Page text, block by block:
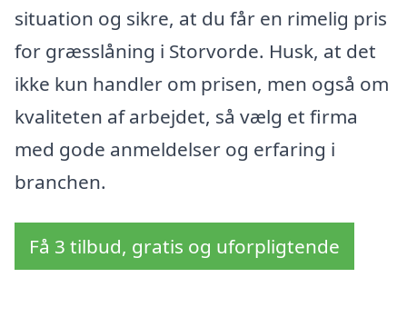
situation og sikre, at du får en rimelig pris
for græsslåning i Storvorde. Husk, at det
ikke kun handler om prisen, men også om
kvaliteten af arbejdet, så vælg et firma
med gode anmeldelser og erfaring i
branchen.
Få 3 tilbud, gratis og uforpligtende